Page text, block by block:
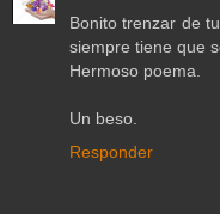
Bonito trenzar de
siempre tiene que
Hermoso poema.
Un beso.
Responder